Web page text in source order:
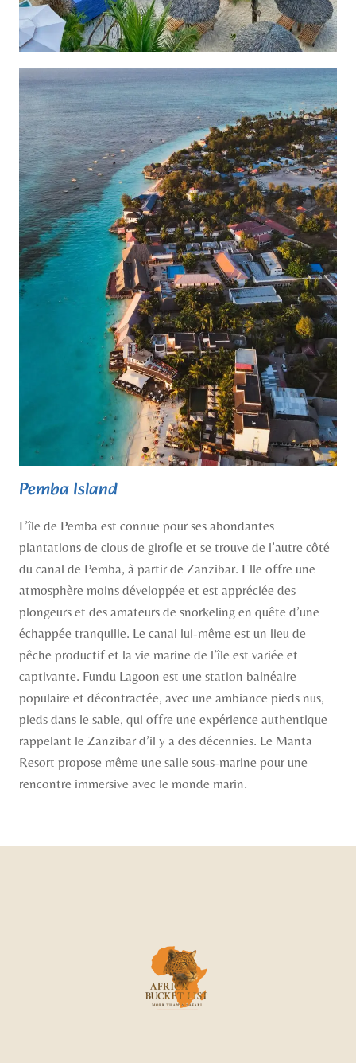
Pemba Island
L’île de Pemba est connue pour ses abondantes
plantations de clous de girofle et se trouve de l’autre côté
du canal de Pemba, à partir de Zanzibar. Elle offre une
atmosphère moins développée et est appréciée des
plongeurs et des amateurs de snorkeling en quête d’une
échappée tranquille. Le canal lui-même est un lieu de
pêche productif et la vie marine de l’île est variée et
captivante. Fundu Lagoon est une station balnéaire
populaire et décontractée, avec une ambiance pieds nus,
pieds dans le sable, qui offre une expérience authentique
rappelant le Zanzibar d’il y a des décennies. Le Manta
Resort propose même une salle sous-marine pour une
rencontre immersive avec le monde marin.